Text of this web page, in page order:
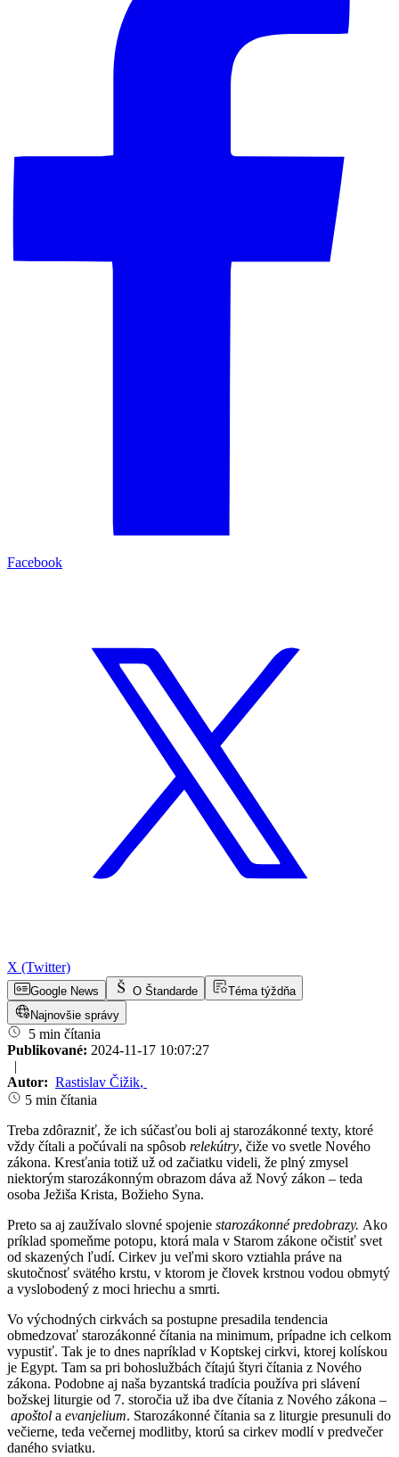
Facebook
X (Twitter)
Google News O Štandarde
Téma týždňa
Najnovšie správy
5 min čítania
Publikované: 2024-11-17 10:07:27
|
Autor: Rastislav Čižik,
5 min čítania
Treba zdôrazniť, že ich súčasťou boli aj starozákonné texty, ktoré
vždy čítali a počúvali na spôsob relekútry, čiže vo svetle Nového
zákona. Kresťania totiž už od začiatku videli, že plný zmysel
niektorým starozákonným obrazom dáva až Nový zákon – teda
osoba Ježiša Krista, Božieho Syna.
Preto sa aj zaužívalo slovné spojenie starozákonné predobrazy. Ako
príklad spomeňme potopu, ktorá mala v Starom zákone očistiť svet
od skazených ľudí. Cirkev ju veľmi skoro vztiahla práve na
skutočnosť svätého krstu, v ktorom je človek krstnou vodou obmytý
a vyslobodený z moci hriechu a smrti.
Vo východných cirkvách sa postupne presadila tendencia
obmedzovať starozákonné čítania na minimum, prípadne ich celkom
vypustiť. Tak je to dnes napríklad v Koptskej cirkvi, ktorej kolískou
je Egypt. Tam sa pri bohoslužbách čítajú štyri čítania z Nového
zákona. Podobne aj naša byzantská tradícia používa pri slávení
božskej liturgie od 7. storočia už iba dve čítania z Nového zákona –
apoštol a evanjelium. Starozákonné čítania sa z liturgie presunuli do
večierne, teda večernej modlitby, ktorú sa cirkev modlí v predvečer
daného sviatku.